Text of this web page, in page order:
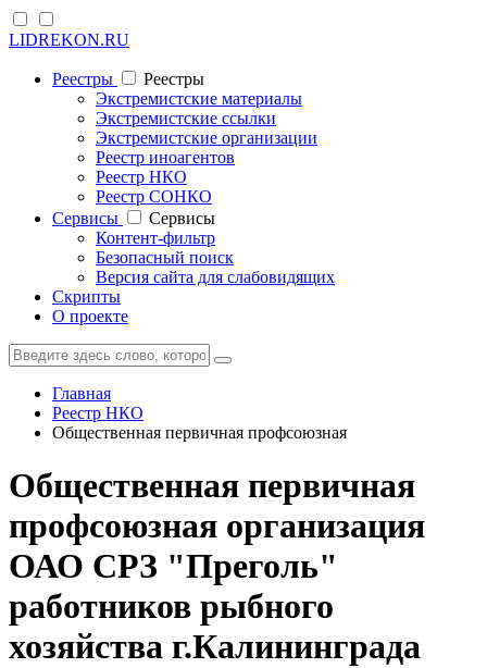
LIDREKON.RU
Реестры
Реестры
Экстремистские материалы
Экстремистские ссылки
Экстремистские организации
Реестр иноагентов
Реестр НКО
Реестр СОНКО
Cервисы
Cервисы
Контент-фильтр
Безопасный поиск
Версия сайта для слабовидящих
Скрипты
О проекте
Главная
Реестр НКО
Общественная первичная профсоюзная
Общественная первичная
профсоюзная организация
ОАО СРЗ "Преголь"
работников рыбного
хозяйства г.Калининграда